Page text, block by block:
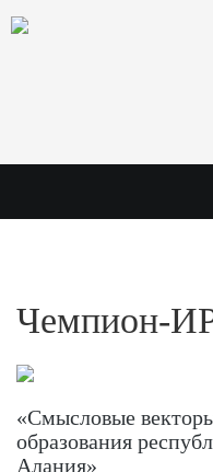
Чемпион-
«Смысловые
образования
Алания»